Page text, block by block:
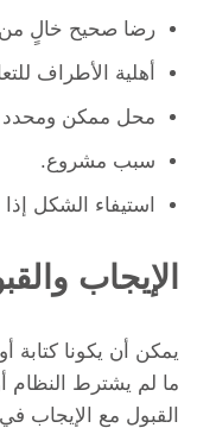
رضا صحيح خالٍ من
أهلية الأطراف
محل ممكن ومحدد
سبب مشروع.
استيفاء الشكل
الإيجاب
يمكن أن يكونا كتابة
ما لم يشترط النظام
القبول مع الإيجاب في